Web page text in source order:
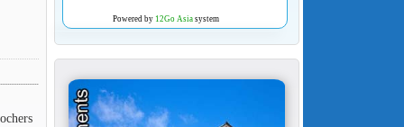
Powered by 12Go Asiasystem